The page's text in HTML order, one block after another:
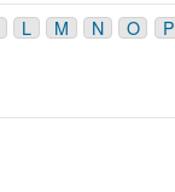
L M N O P